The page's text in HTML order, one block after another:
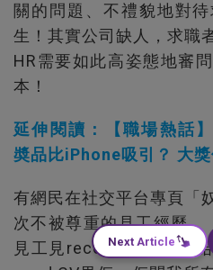
關的問題、不禮貌地對
生！其實公司缺人，求職
HR需要如此高姿態地審
本！
延伸閱讀：【職場熱話
奬品比iPhone吸引？ 大獎
有網民在社交平台專頁「
次不被尊重的見工經歷，
見工見reception，一開
Next Article